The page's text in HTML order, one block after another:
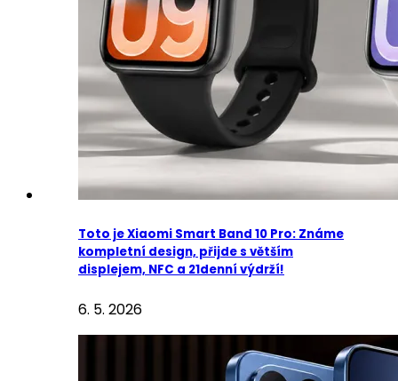
Toto je Xiaomi Smart Band 10 Pro: Známe
kompletní design, přijde s větším
displejem, NFC a 21denní výdrží!
6. 5. 2026